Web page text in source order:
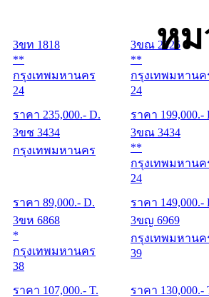
หม
3ขท 1818
**
กรุงเทพมหานคร
24
ราคา 235,000.- D.
3ขณ 2525
**
กรุงเทพมหานค
24
ราคา 199,000.-
3ขช 3434
กรุงเทพมหานคร
ราคา 89,000.- D.
3ขณ 3434
**
กรุงเทพมหานค
24
ราคา 149,000.-
3ขห 6868
*
กรุงเทพมหานคร
38
ราคา 107,000.- T.
3ขญ 6969
กรุงเทพมหานค
39
ราคา 130,000.-